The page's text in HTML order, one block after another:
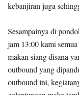
kebanjiran juga
Sesampainya di
jam 13:00 kami
makan siang disana
outbound yang
outbound ini,